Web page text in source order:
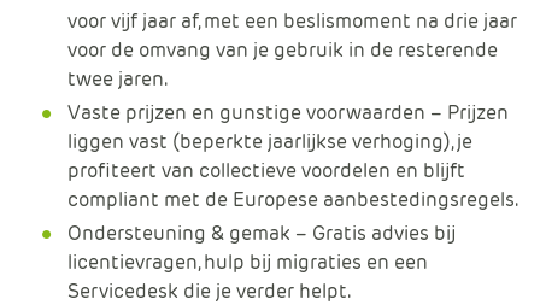
voor vijf jaar af, met een beslismoment na drie jaar
voor de omvang van je gebruik in de resterende
twee jaren.
Vaste prijzen en gunstige voorwaarden – Prijzen
liggen vast (beperkte jaarlijkse verhoging), je
profiteert van collectieve voordelen en blijft
compliant met de Europese aanbestedingsregels.
Ondersteuning & gemak – Gratis advies bij
licentievragen, hulp bij migraties en een
Servicedesk die je verder helpt.